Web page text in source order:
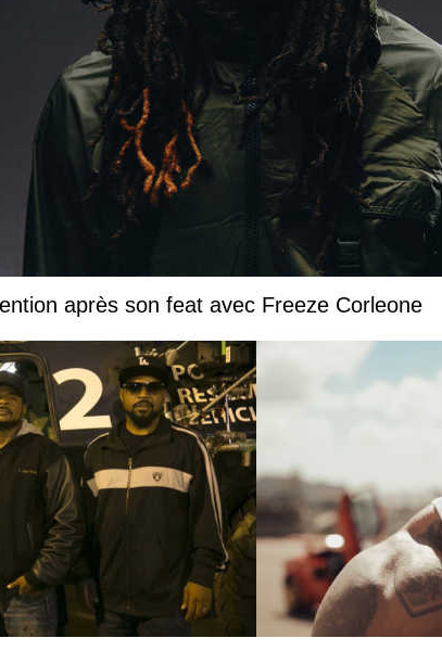
après son feat avec Freeze Corleone